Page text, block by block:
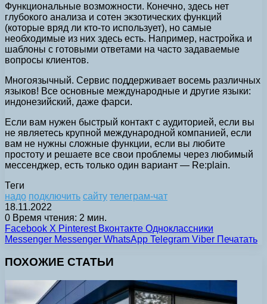
Функциональные возможности. Конечно, здесь нет
глубокого анализа и сотен экзотических функций
(которые вряд ли кто-то использует), но самые
необходимые из них здесь есть. Например, настройка и
шаблоны с готовыми ответами на часто задаваемые
вопросы клиентов.
Многоязычный. Сервис поддерживает восемь различных
языков! Все основные международные и другие языки:
индонезийский, даже фарси.
Если вам нужен быстрый контакт с аудиторией, если вы
не являетесь крупной международной компанией, если
вам не нужны сложные функции, если вы любите
простоту и решаете все свои проблемы через любимый
мессенджер, есть только один вариант — Re:plain.
Теги
надо подключить сайту телеграм-чат
18.11.2022
0 Время чтения: 2 мин.
Facebook X Pinterest Вконтакте Одноклассники
Messenger Messenger WhatsApp Telegram Viber Печатать
ПОХОЖИЕ СТАТЬИ